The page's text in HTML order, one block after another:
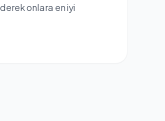
onlara en iyi